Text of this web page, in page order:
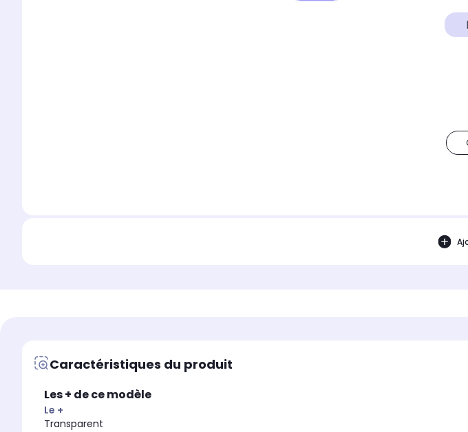
Caractéristiques du produit
Les + de ce modèle
Le +
Transparent